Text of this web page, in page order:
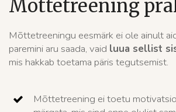
Mõttetreening
Mõttetreeningu eesmärk ei ole ainult
paremini aru saada, vaid luua sellist
mis hakkab toetama päris tegutsemist.
Mõttetreening ei toetu